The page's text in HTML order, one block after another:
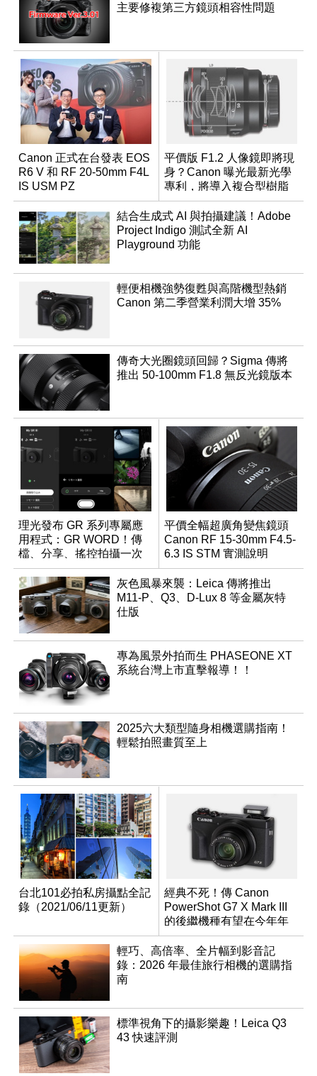
主要修複第三方鏡頭相容性問題
Canon 正式在台發表 EOS
R6 V 和 RF 20-50mm F4L
IS USM PZ
平價版 F1.2 人像鏡即將現
身？Canon 曝光最新光學
專利，將導入複合型樹脂
非球面鏡片
結合生成式 AI 與拍攝建議！Adobe
Project Indigo 測試全新 AI
Playground 功能
輕便相機強勢復甦與高階機型熱銷
Canon 第二季營業利潤大增 35%
傳奇大光圈鏡頭回歸？Sigma 傳將
推出 50-100mm F1.8 無反光鏡版本
理光發布 GR 系列專屬應
用程式：GR WORD！傳
檔、分享、搖控拍攝一次
搞定
平價全幅超廣角變焦鏡頭
Canon RF 15-30mm F4.5-
6.3 IS STM 實測說明
灰色風暴來襲：Leica 傳將推出
M11-P、Q3、D-Lux 8 等金屬灰特
仕版
專為風景外拍而生 PHASEONE XT
系統台灣上市直擊報導！！
2025六大類型隨身相機選購指南！
輕鬆拍照畫質至上
台北101必拍私房攝點全記
錄（2021/06/11更新）
經典不死！傳 Canon
PowerShot G7 X Mark III
的後繼機種有望在今年年
底前推出？
輕巧、高倍率、全片幅到影音記
錄：2026 年最佳旅行相機的選購指
南
標準視角下的攝影樂趣！Leica Q3
43 快速評測